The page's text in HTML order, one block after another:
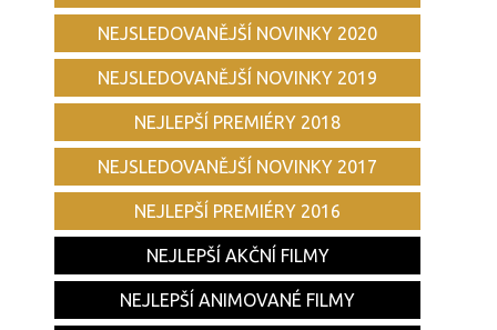
NEJSLEDOVANĚJŠÍ NOVINKY 2020
NEJSLEDOVANĚJŠÍ NOVINKY 2019
NEJLEPŠÍ PREMIÉRY 2018
NEJSLEDOVANĚJŠÍ NOVINKY 2017
NEJLEPŠÍ PREMIÉRY 2016
NEJLEPŠÍ AKČNÍ FILMY
NEJLEPŠÍ ANIMOVANÉ FILMY